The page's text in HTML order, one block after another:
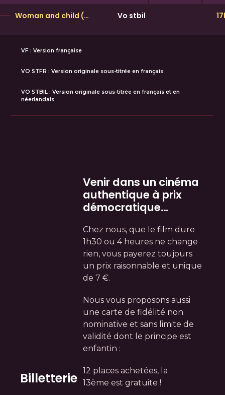
Woman and child (Dernière semaine) Vo stbil
VF : Version française
VO STFR : Version originale sous-titrée en français
VO STBIL : Version originale sous-titrée en français et en
néerlandais
Billetterie
Venir dans un cinéma
authentique à prix
démocratique…
Chez nous, que le film dure
1h30 ou 4 heures ne change
rien, vous payerez toujours
un prix raisonnable et unique
de 7 €.
Nous vous proposons aussi
une carte de fidélité non
nominative et sans limite de
validité dont le principe est
enfantin :
12 places achetées, la
13ème est gratuite !